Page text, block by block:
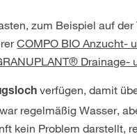
zum Beispiel auf
COMPO BIO Anzucht-
Drainage-
verfügen, damit
regelmäßig Wasser,
kein Problem darstellt,